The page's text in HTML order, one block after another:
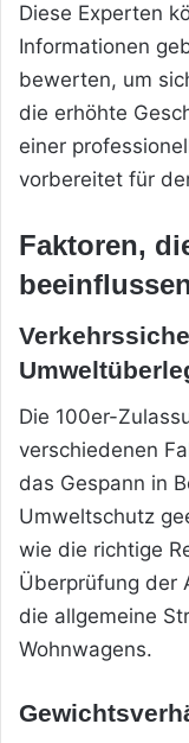
Diese Experten
Informationen
bewerten, um
die erhöhte
einer
vorbereitet für
Faktoren,
Die 100er-
verschiedenen
das Gespann in
Umweltschutz
wie die richtige
Überprüfung der
die allgemeine
Wohnwagens.